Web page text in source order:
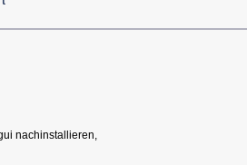
nachinstallieren,